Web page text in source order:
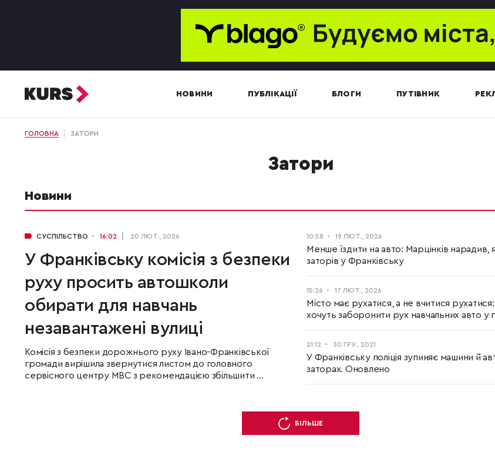
НОВИНИ ПУБЛІКАЦІЇ БЛОГИ ПУТІВНИК
ГОЛОВНА ЗАТОРИ
затори
Новини
СУСПІЛЬСТВО 16:02 20 ЛЮТ., 2026
У Франківську комісія з безпеки
руху просить автошколи
обирати для навчань
незавантажені вулиці
Комісія з безпеки дорожнього руху Івано-Франківської
громади вирішила звернутися листом до головного
сервісного центру МВС з рекомендацією збільшити ...
10:58 19 ЛЮТ., 2026
Менше їздити на авто: Марцінків нарадив,
заторів у Франківську
15:26 17 ЛЮТ., 2026
Місто має рухатися, а не вчитися
хочуть заборонити рух навчальних авто у
21:12 30 ГРУ., 2021
У Франківську поліція зупиняє машини й
заторах. Оновлено
БІЛЬШЕ